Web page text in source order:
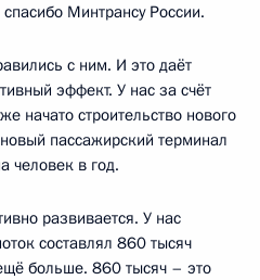
Минтрансу России.
с ним. И это даёт
эффект. У нас за счёт
начато строительство нового
пассажирский терминал
человек в год.
развивается. У нас
составлял 860 тысяч
больше. 860 тысяч – это